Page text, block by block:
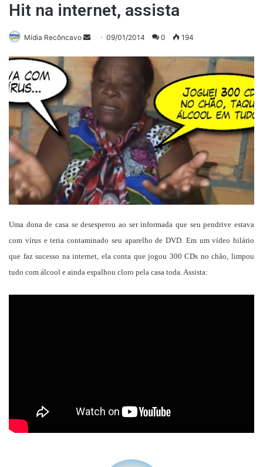
Hit na internet, assista
Mídia Recôncavo
Mande
e-
mail
09/01/2014 0 194
Uma dona de casa se desesperou ao ser informada que seu pendrive estava
com vírus e teria contaminado seu aparelho de DVD. Em um vídeo hilário
que faz sucesso na internet, ela conta que jogou 300 CDs no chão, limpou
tudo com álcool e ainda espalhou cloro pela casa toda. Assista: